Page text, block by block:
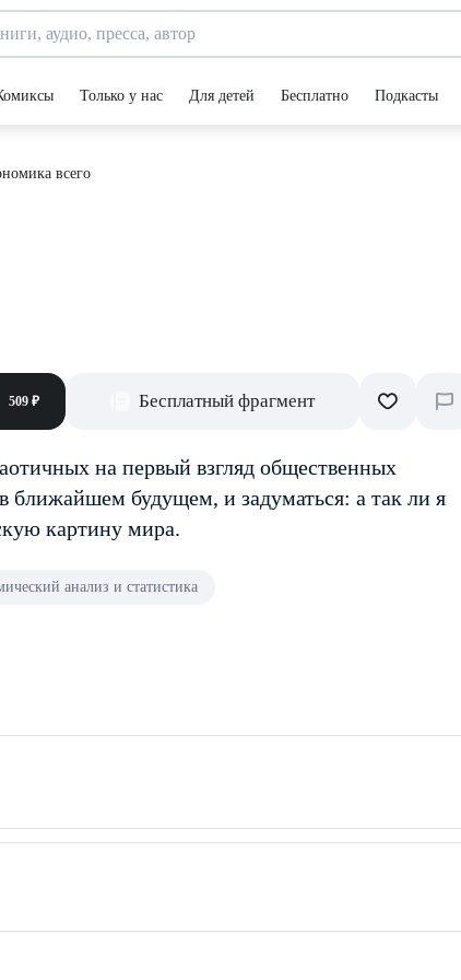
Только у нас Для детей Бесплатно Подкасты
всего
509 ₽ Бесплатный фрагмент
на первый взгляд общественных
ближайшем будущем, и задуматься: а так ли я
картину мира.
анализ и статистика